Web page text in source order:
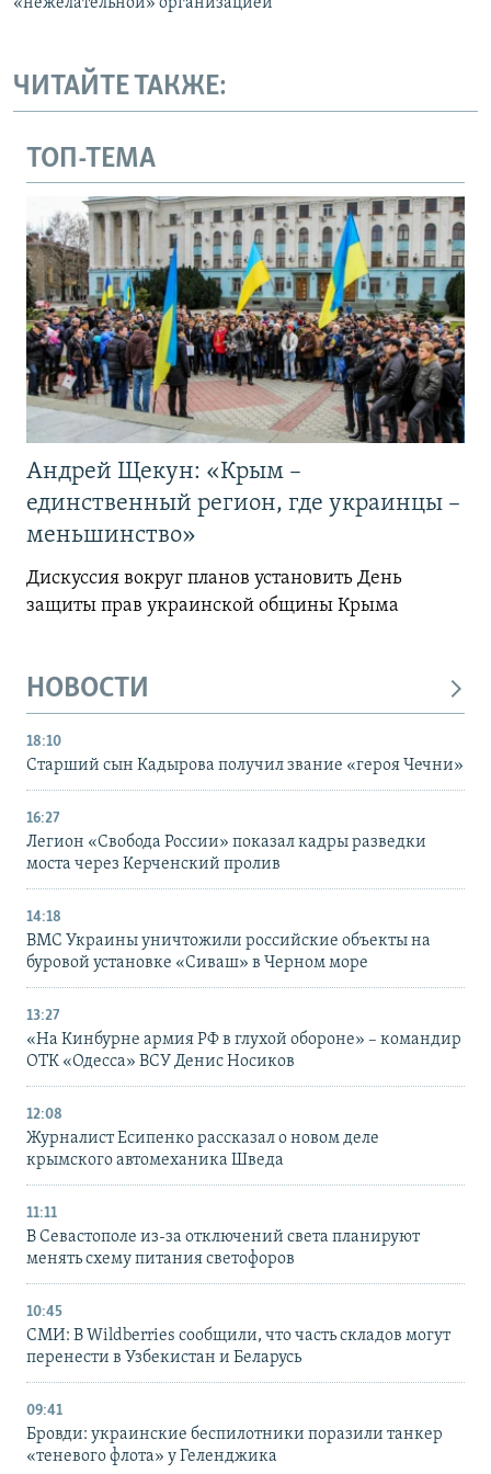
«нежелательной» организацией
ЧИТАЙТЕ ТАКЖЕ:
ТОП-ТЕМА
Андрей Щекун: «Крым –
единственный регион, где украинцы –
меньшинство»
Дискуссия вокруг планов установить День
защиты прав украинской общины Крыма
НОВОСТИ
18:10
Старший сын Кадырова получил звание «героя Чечни»
16:27
Легион «Свобода России» показал кадры разведки
моста через Керченский пролив
14:18
ВМС Украины уничтожили российские объекты на
буровой установке «Сиваш» в Черном море
13:27
«На Кинбурне армия РФ в глухой обороне» – командир
ОТК «Одесса» ВСУ Денис Носиков
12:08
Журналист Есипенко рассказал о новом деле
крымского автомеханика Шведа
11:11
В Севастополе из-за отключений света планируют
менять схему питания светофоров
10:45
СМИ: В Wildberries сообщили, что часть складов могут
перенести в Узбекистан и Беларусь
09:41
Бровди: украинские беспилотники поразили танкер
«теневого флота» у Геленджика